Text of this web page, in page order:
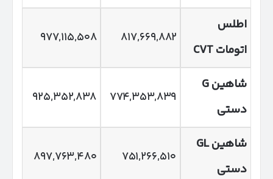
اطلس
اتوماتCVT
۸۱۷,۶۶۹,۸۸۲ ۹۷۷,۱۱۵,۵۰۸
شاهینG
دستی
۷۷۴,۳۵۳,۸۳۹ ۹۲۵,۳۵۲,۸۳۸
شاهینGL
دستی
۷۵۱,۲۶۶,۵۱۰ ۸۹۷,۷۶۳,۴۸۰